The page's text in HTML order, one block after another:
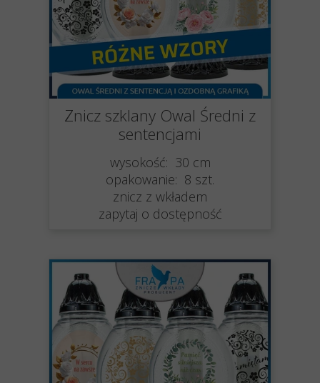
Znicz szklany Owal Średni z
sentencjami
wysokość: 30 cm
opakowanie: 8 szt.
znicz z wkładem
zapytaj o dostępność